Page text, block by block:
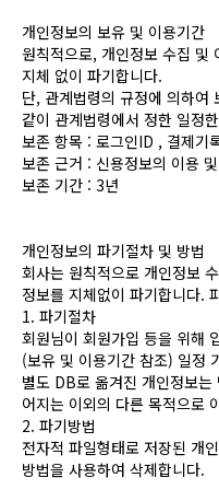
개인정보의 보유 및 이용기간
원칙적으로, 개인정보 수집 및
지체 없이 파기합니다.
단, 관계법령의 규정에 의하여
같이 관계법령에서 정한 일정
보존 항목 : 로그인ID , 결제기
보존 근거 : 신용정보의 이용
보존 기간 : 3년
개인정보의 파기절차 및 방법
회사는 원칙적으로 개인정보
정보를 지체없이 파기합니다.
1. 파기절차
회원님이 회원가입 등을 위해
(보유 및 이용기간 참조) 일정
별도 DB로 옮겨진 개인정보
어지는 이외의 다른 목적으로
2. 파기방법
전자적 파일형태로 저장된 개
방법을 사용하여 삭제합니다.